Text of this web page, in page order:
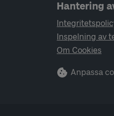
Hantering
Inspelning av
Om Cookies
Anpassa